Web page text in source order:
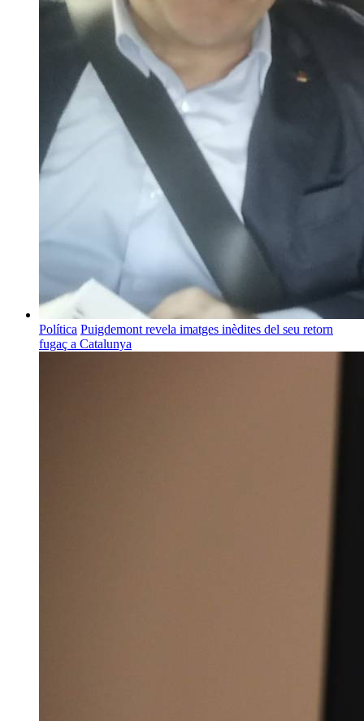
Política Puigdemont revela imatges inèdites del seu retorn
fugaç a Catalunya